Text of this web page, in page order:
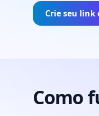
Crie seu link
Como